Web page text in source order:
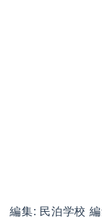
編集: 民泊学校